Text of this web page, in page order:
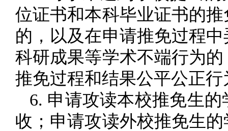
位证书和本科毕业证书的
的，以及在申请推免过程
科研成果等学术不端行为
推免过程和结果公平公正
6. 申请攻读本校推免生
收；申请攻读外校推免生